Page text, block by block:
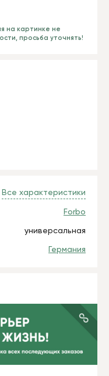
на картинке не
просьба уточнять!
Все характеристики
Forbo
универсальная
Германия